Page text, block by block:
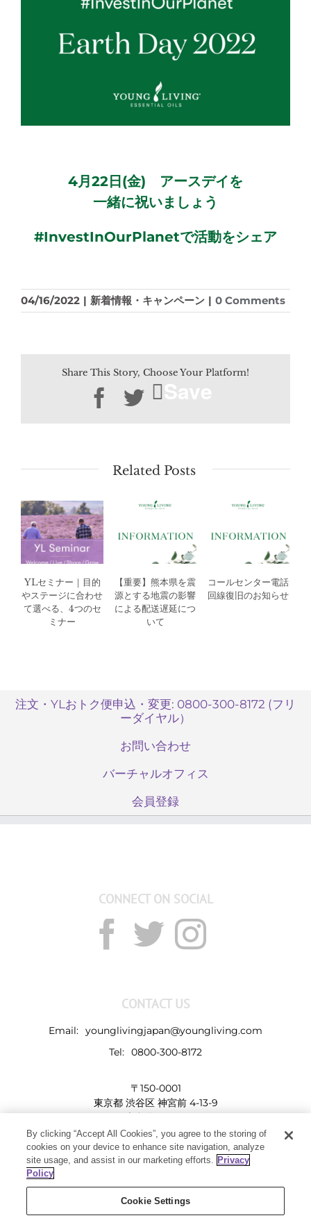
4月22日(金) アースデイを
一緒に祝いましょう
#InvestInOurPlanetで活動をシェア
04/16/2022 | 新着情報・キャンペーン | 0 Comments
Share This Story, Choose Your Platform!
Facebook
Twitter
Related Posts
YLセミナー｜目的
やステージに合わせ
て選べる、4つのセ
ミナー
【重要】熊本県を震
源とする地震の影響
による配送遅延につ
いて
コールセンター電話
回線復旧のお知らせ
注文・YLおトク便申込・変更: 0800-300-8172 (フリ
ーダイヤル）
お問い合わせ
バーチャルオフィス
会員登録
CONNECT ON SOCIAL
CONTACT US
Email: younglivingjapan@youngliving.com
Tel: 0800-300-8172
〒150-0001
東京都 渋谷区 神宮前 4-13-9
表参道LHビル
By clicking “Accept All Cookies”, you agree to the storing of
cookies on your device to enhance site navigation, analyze
site usage, and assist in our marketing efforts. Privacy
Policy
Cookie Settings